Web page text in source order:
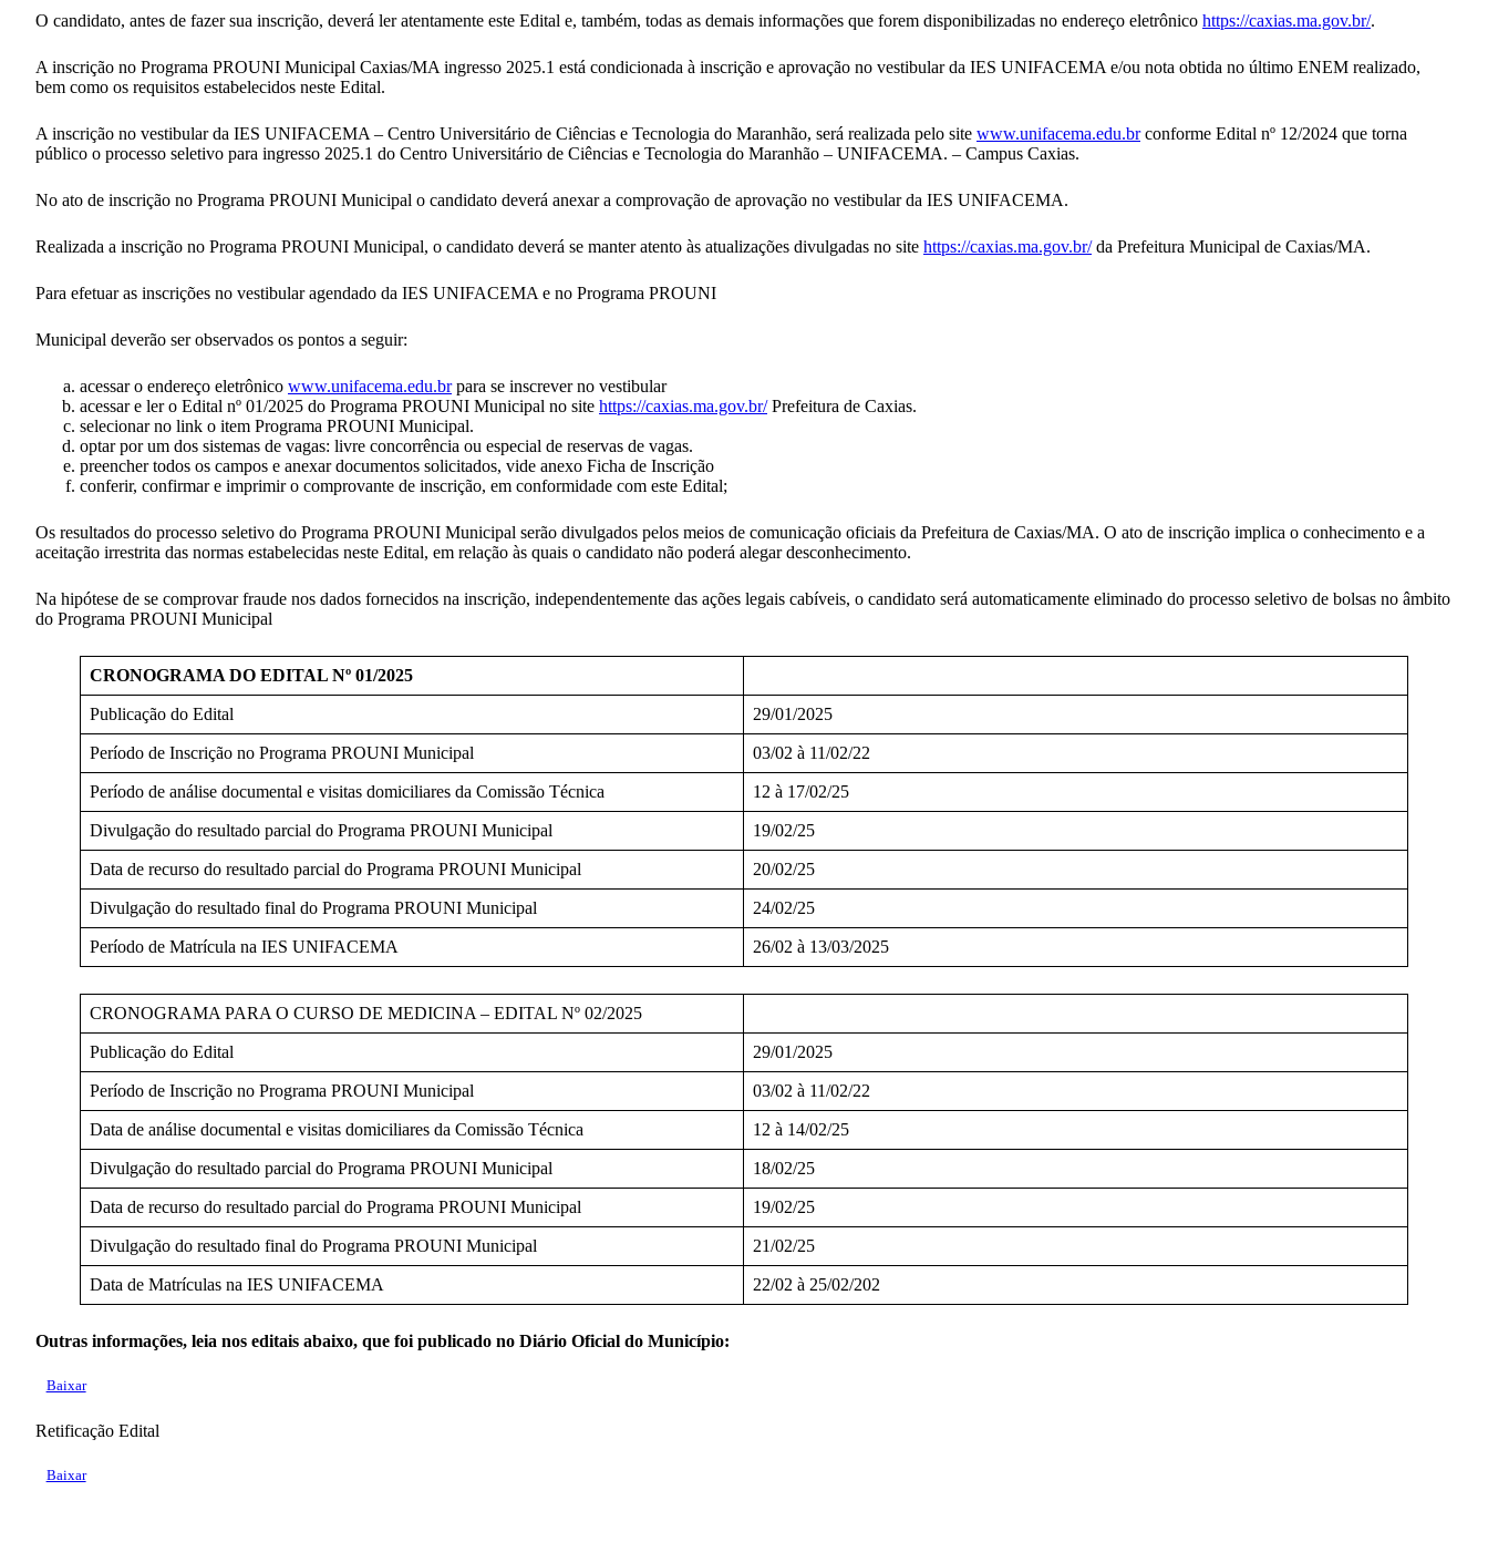
O candidato, antes de fazer sua inscrição, deverá ler atentamente este Edital e, também, todas as demais informações que forem disponibilizadas no endereço eletrônico https://caxias.ma.gov.br/.
A inscrição no Programa PROUNI Municipal Caxias/MA ingresso 2025.1 está condicionada à inscrição e aprovação no vestibular da IES UNIFACEMA e/ou nota obtida no último ENEM realizado,
bem como os requisitos estabelecidos neste Edital.
A inscrição no vestibular da IES UNIFACEMA – Centro Universitário de Ciências e Tecnologia do Maranhão, será realizada pelo site www.unifacema.edu.brconforme Edital nº 12/2024 que torna
público o processo seletivo para ingresso 2025.1 do Centro Universitário de Ciências e Tecnologia do Maranhão – UNIFACEMA. – Campus Caxias.
No ato de inscrição no Programa PROUNI Municipal o candidato deverá anexar a comprovação de aprovação no vestibular da IES UNIFACEMA.
Realizada a inscrição no Programa PROUNI Municipal, o candidato deverá se manter atento às atualizações divulgadas no site https://caxias.ma.gov.br/da Prefeitura Municipal de Caxias/MA.
Para efetuar as inscrições no vestibular agendado da IES UNIFACEMA e no Programa PROUNI
Municipal deverão ser observados os pontos a seguir:
acessar o endereço eletrônico www.unifacema.edu.brpara se inscrever no vestibular
acessar e ler o Edital nº 01/2025 do Programa PROUNI Municipal no site https://caxias.ma.gov.br/Prefeitura de Caxias.
selecionar no link o item Programa PROUNI Municipal.
optar por um dos sistemas de vagas: livre concorrência ou especial de reservas de vagas.
preencher todos os campos e anexar documentos solicitados, vide anexo Ficha de Inscrição
conferir, confirmar e imprimir o comprovante de inscrição, em conformidade com este Edital;
Os resultados do processo seletivo do Programa PROUNI Municipal serão divulgados pelos meios de comunicação oficiais da Prefeitura de Caxias/MA. O ato de inscrição implica o conhecimento e a
aceitação irrestrita das normas estabelecidas neste Edital, em relação às quais o candidato não poderá alegar desconhecimento.
Na hipótese de se comprovar fraude nos dados fornecidos na inscrição, independentemente das ações legais cabíveis, o candidato será automaticamente eliminado do processo seletivo de bolsas no âmbito
do Programa PROUNI Municipal
CRONOGRAMA DO EDITAL Nº 01/2025
Publicação do Edital 29/01/2025
Período de Inscrição no Programa PROUNI Municipal 03/02 à 11/02/22
Período de análise documental e visitas domiciliares da Comissão Técnica 12 à 17/02/25
Divulgação do resultado parcial do Programa PROUNI Municipal 19/02/25
Data de recurso do resultado parcial do Programa PROUNI Municipal 20/02/25
Divulgação do resultado final do Programa PROUNI Municipal 24/02/25
Período de Matrícula na IES UNIFACEMA 26/02 à 13/03/2025
CRONOGRAMA PARA O CURSO DE MEDICINA – EDITAL Nº 02/2025
Publicação do Edital 29/01/2025
Período de Inscrição no Programa PROUNI Municipal 03/02 à 11/02/22
Data de análise documental e visitas domiciliares da Comissão Técnica 12 à 14/02/25
Divulgação do resultado parcial do Programa PROUNI Municipal 18/02/25
Data de recurso do resultado parcial do Programa PROUNI Municipal 19/02/25
Divulgação do resultado final do Programa PROUNI Municipal 21/02/25
Data de Matrículas na IES UNIFACEMA 22/02 à 25/02/202
Outras informações, leia nos editais abaixo, que foi publicado no Diário Oficial do Município:
Baixar
Retificação Edital
Baixar